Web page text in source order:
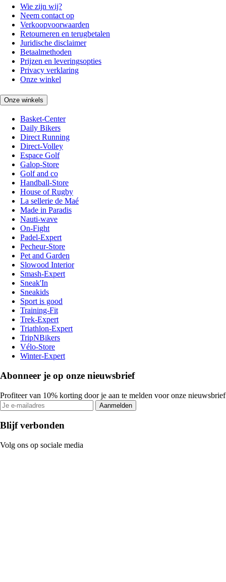
Wie zijn wij?
Neem contact op
Verkoopvoorwaarden
Retourneren en terugbetalen
Juridische disclaimer
Betaalmethoden
Prijzen en leveringsopties
Privacy verklaring
Onze winkel
Onze winkels
Basket-Center
Daily Bikers
Direct Running
Direct-Volley
Espace Golf
Galop-Store
Golf and co
Handball-Store
House of Rugby
La sellerie de Maé
Made in Paradis
Nauti-wave
On-Fight
Padel-Expert
Pecheur-Store
Pet and Garden
Slowood Interior
Smash-Expert
Sneak'In
Sneakids
Sport is good
Training-Fit
Trek-Expert
Triathlon-Expert
TripNBikers
Vélo-Store
Winter-Expert
Abonneer je op onze nieuwsbrief
Profiteer van 10% korting door je aan te melden voor onze nieuwsbrief
Aanmelden
Blijf verbonden
Volg ons op sociale media